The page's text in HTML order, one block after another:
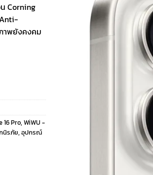
Corning
าพยังคงคม
16 Pro, WiWU -
นิรภัย, อุปกรณ์